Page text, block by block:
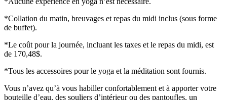
*Collation du matin, breuvages et repas du midi inclus (sous forme
de buffet).
*Le coût pour la journée, incluant les taxes et le repas du midi, est
de 170,48$.
*Tous les accessoires pour le yoga et la méditation sont fournis.
Vous n’avez qu’à vous habiller confortablement et à apporter votre
bouteille d’eau, des souliers d’intérieur ou des pantoufles, un